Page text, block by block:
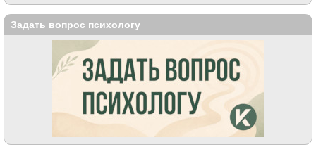
Задать вопрос психологу